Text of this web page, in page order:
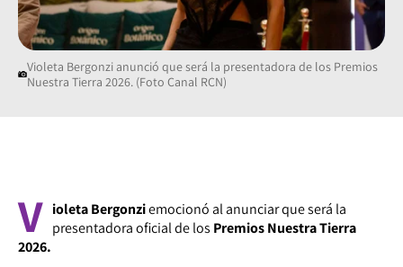
Violeta Bergonzi anunció que será la presentadora de los Premios
Nuestra Tierra 2026. (Foto Canal RCN)
V ioleta Bergonziemocionó al anunciar que será la
presentadora oficial de los Premios Nuestra Tierra
2026.